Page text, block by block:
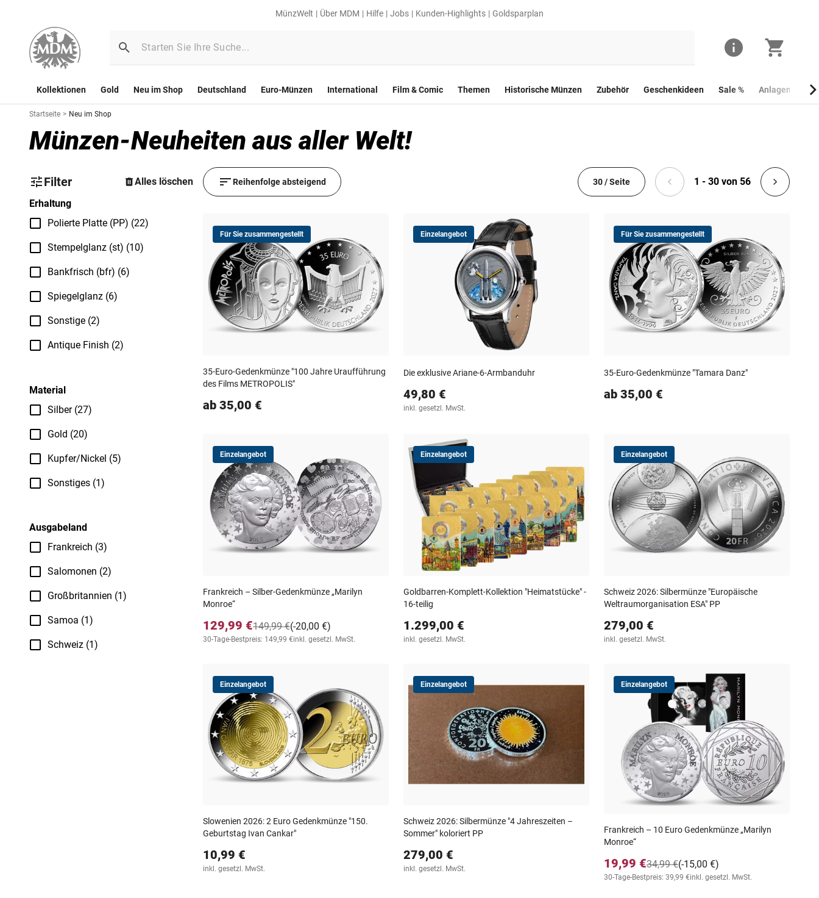
MünzWelt Über MDM Hilfe Jobs Kunden-Highlights Goldsparplan
Kollektionen Gold Neu im Shop Deutschland Euro-Münzen International Film & Comic Themen Historische Münzen Zubehör Geschenkideen Sale % Anlagemünzen
Startseite > Neu im Shop
Münzen-Neuheiten aus aller Welt!
Filter
Alles löschen
Erhaltung
Polierte Platte (PP) (22)
Stempelglanz (st) (10)
Bankfrisch (bfr) (6)
Spiegelglanz (6)
Sonstige (2)
Antique Finish (2)
Material
Silber (27)
Gold (20)
Kupfer/Nickel (5)
Sonstiges (1)
Ausgabeland
Frankreich (3)
Salomonen (2)
Großbritannien (1)
Samoa (1)
Schweiz (1)
Reihenfolge absteigend 30 / Seite 1 - 30 von 56
Für Sie zusammengestellt
35-Euro-Gedenkmünze "100 Jahre Uraufführung
des Films METROPOLIS"
ab 35,00 €
Einzelangebot
Die exklusive Ariane-6-Armbanduhr
49,80 €
inkl. gesetzl. MwSt.
Für Sie zusammengestellt
35-Euro-Gedenkmünze "Tamara Danz"
ab 35,00 €
Einzelangebot
Frankreich – Silber-Gedenkmünze „Marilyn
Monroe“
129,99 € (-20,00 €)
149,99 €
30-Tage-Bestpreis: 149,99 €inkl. gesetzl. MwSt.
Einzelangebot
Goldbarren-Komplett-Kollektion "Heimatstücke" -
16-teilig
1.299,00 €
inkl. gesetzl. MwSt.
Einzelangebot
Schweiz 2026: Silbermünze "Europäische
Weltraumorganisation ESA" PP
279,00 €
inkl. gesetzl. MwSt.
Einzelangebot
Slowenien 2026: 2 Euro Gedenkmünze "150.
Geburtstag Ivan Cankar"
10,99 €
inkl. gesetzl. MwSt.
Einzelangebot
Schweiz 2026: Silbermünze "4 Jahreszeiten –
Sommer" koloriert PP
279,00 €
inkl. gesetzl. MwSt.
Einzelangebot
Frankreich – 10 Euro Gedenkmünze „Marilyn
Monroe“
19,99 € (-15,00 €)
34,99 €
30-Tage-Bestpreis: 39,99 €inkl. gesetzl. MwSt.